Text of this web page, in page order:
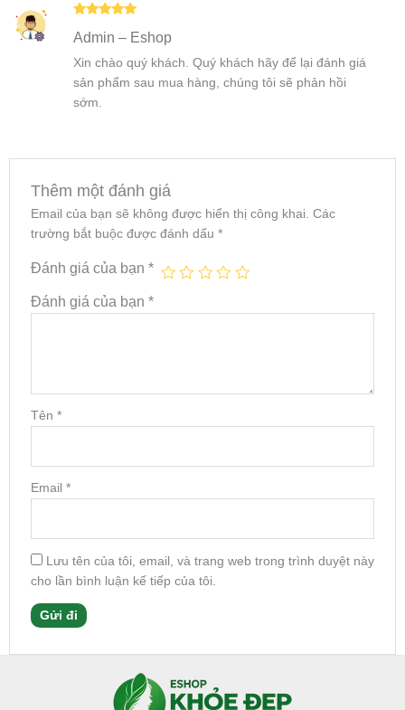
hạng55
Admin – Eshop
Xin chào quý khách. Quý khách hãy để lại đánh giá
sản phẩm sau mua hàng, chúng tôi sẽ phản hồi
sớm.
Thêm một đánh giá
Email của bạn sẽ không được hiển thị công khai. Các
trường bắt buộc được đánh dấu *
Đánh giá của bạn *
Đánh giá của bạn *
Tên *
Email *
Lưu tên của tôi, email, và trang web trong trình duyệt này
cho lần bình luận kế tiếp của tôi.